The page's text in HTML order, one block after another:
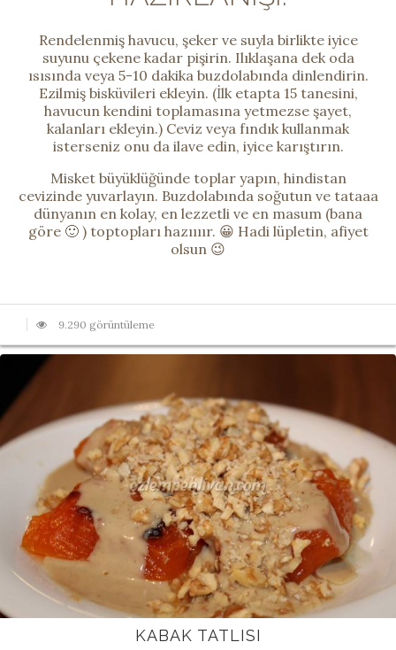
Rendelenmiş havucu, şeker ve suyla birlikte iyice
suyunu çekene kadar pişirin. Ilıklaşana dek oda
ısısında veya 5-10 dakika buzdolabında dinlendirin.
Ezilmiş bisküvileri ekleyin. (İlk etapta 15 tanesini,
havucun kendini toplamasına yetmezse şayet,
kalanları ekleyin.) Ceviz veya fındık kullanmak
isterseniz onu da ilave edin, iyice karıştırın.
Misket büyüklüğünde toplar yapın, hindistan
cevizinde yuvarlayın. Buzdolabında soğutun ve tataaa
dünyanın en kolay, en lezzetli ve en masum (bana
göre 🙂 ) toptopları hazıııır. 😀 Hadi lüpletin, afiyet
olsun 😉
9.290 görüntüleme
KABAK TATLISI